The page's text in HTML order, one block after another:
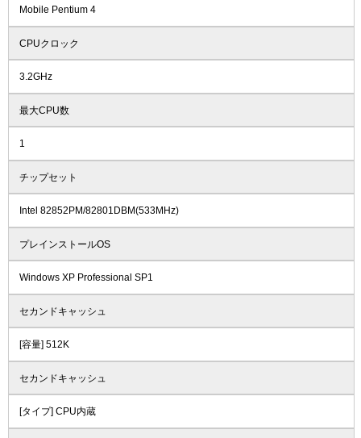
Mobile Pentium 4
CPUクロック
3.2GHz
最大CPU数
1
チップセット
Intel 82852PM/82801DBM(533MHz)
プレインストールOS
Windows XP Professional SP1
セカンドキャッシュ
[容量] 512K
セカンドキャッシュ
[タイプ] CPU内蔵